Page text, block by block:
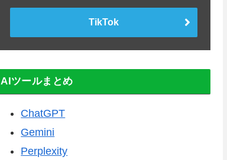
TikTok
AIツールまとめ
ChatGPT
Gemini
Perplexity